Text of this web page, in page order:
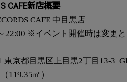
CAFE新店概要
CAFE 中目黒店
22:00 ※イベント開催時は変更
東京都目黒区上目黒2丁目13-3
119.35㎡）